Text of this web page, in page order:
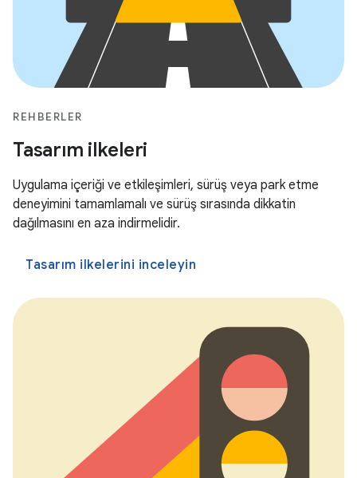
REHBERLER
Tasarım ilkeleri
Uygulama içeriği ve etkileşimleri, sürüş veya park etme
deneyimini tamamlamalı ve sürüş sırasında dikkatin
dağılmasını en aza indirmelidir.
Tasarım ilkelerini inceleyin